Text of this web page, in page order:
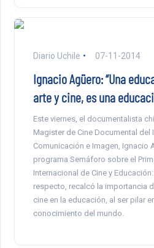
Diario Uchile 07-11-2014
Ignacio Agüero: “Una
arte y cine, es una
Este viernes, el documentalista
Magister de Cine Documental del
Comunicación e Imagen, Ignacio
programa Semáforo sobre el
Internacional de Cine y Educación:
respecto, recalcó la importancia
cine en la educación, al ser pilar
conocimiento del mundo.